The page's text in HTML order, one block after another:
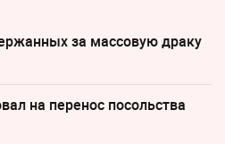
за массовую драку
на перенос посольства